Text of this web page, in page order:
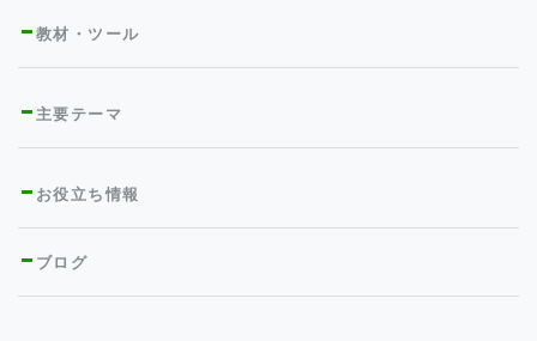
教材・ツール
主要テーマ
お役立ち情報
ブログ